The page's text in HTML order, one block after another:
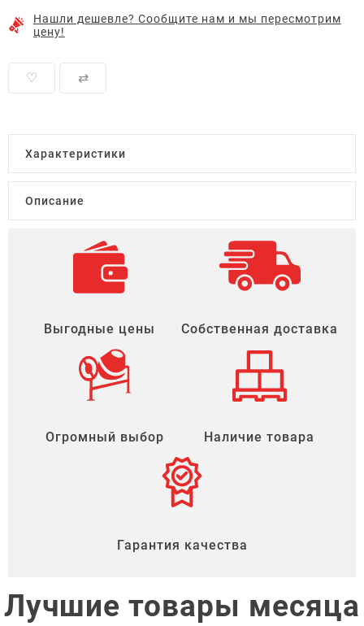
Нашли дешевле? Сообщите нам и мы пересмотрим
цену!
♡ ⇄
Характеристики
Описание
Выгодные цены Собственная доставка
Огромный выбор Наличие товара
Гарантия качества
Лучшие товары месяца